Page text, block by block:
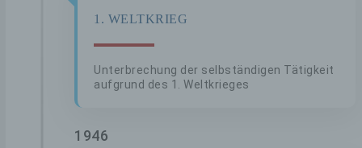
1. WELTKRIEG
Unterbrechung der selbständigen Tätigkeit
aufgrund des 1. Weltkrieges
1946